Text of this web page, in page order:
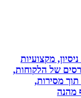
מקצועיות
הלקוחות,